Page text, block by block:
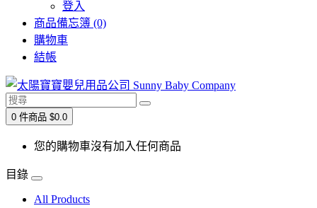
登入
商品備忘簿 (0)
購物車
結帳
0 件商品 $0.0
您的購物車沒有加入任何商品
目錄
All Products